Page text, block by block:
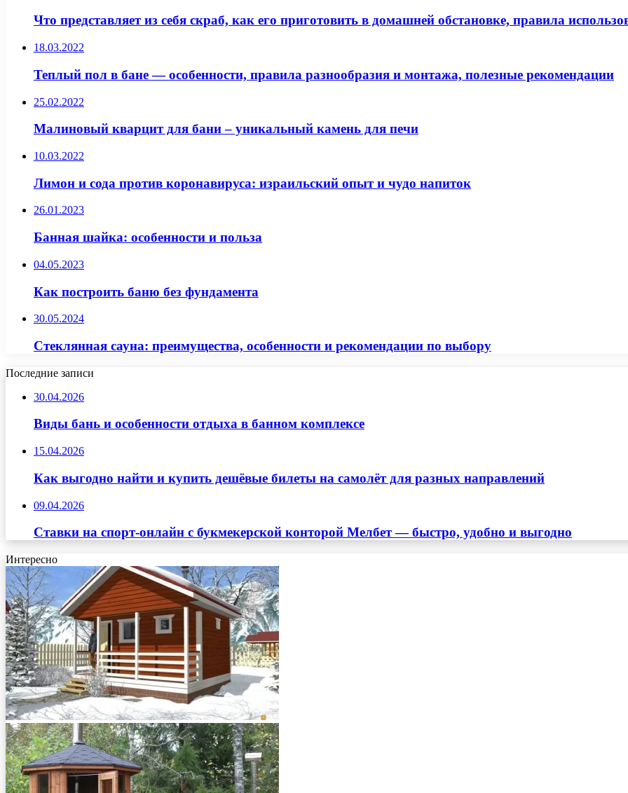
Что представляет из себя скраб, как его приготовить в домашней обстановке, правила
18.03.2022
Теплый пол в бане — особенности, правила разнообразия и монтажа, полезные рекомендации
25.02.2022
Малиновый кварцит для бани – уникальный камень для печи
10.03.2022
Лимон и сода против коронавируса: израильский опыт и чудо напиток
26.01.2023
Банная шайка: особенности и польза
04.05.2023
Как построить баню без фундамента
30.05.2024
Стеклянная сауна: преимущества, особенности и рекомендации по выбору
Последние записи
30.04.2026
Виды бань и особенности отдыха в банном комплексе
15.04.2026
Как выгодно найти и купить дешёвые билеты на самолёт для разных направлений
09.04.2026
Ставки на спорт-онлайн с букмекерской конторой Мелбет — быстро, удобно и выгодно
Интересно